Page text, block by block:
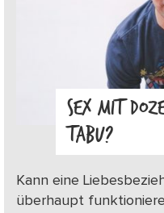
SEX MIT
TABU?
Kann eine
überhaupt